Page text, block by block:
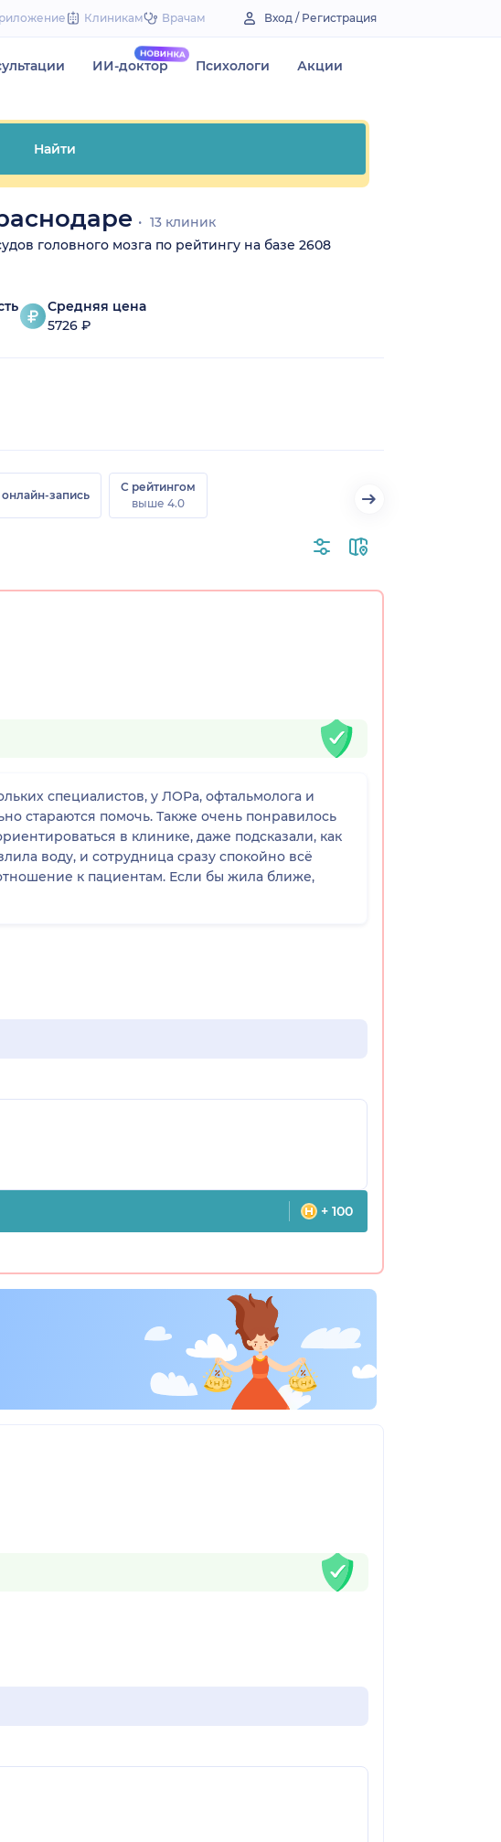
Клиникам Врачам Вход / Регистрация
ИИ-доктор Психологи Акции
Найти
13 клиник
головного мозга по рейтингу на базе 2608
Средняя цена
5726 ₽
онлайн-запись
С рейтингом
выше 4.0
специалистов, у ЛОРа, офтальмолога и
стараются помочь. Также очень понравилось
в клинике, даже подсказали, как
воду, и сотрудница сразу спокойно всё
к пациентам. Если бы жила ближе,
+ 100